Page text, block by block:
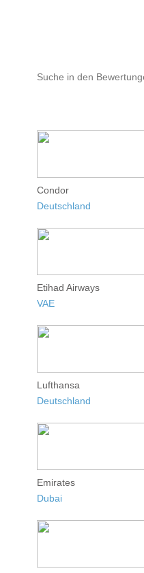
Condor
Deutschland
Etihad Airways
VAE
Lufthansa
Deutschland
Emirates
Dubai